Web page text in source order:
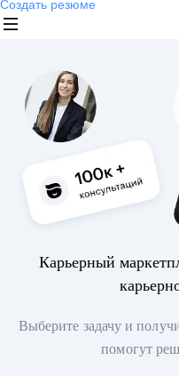
Создать резюме
Карьерный
Выберите задачу и
помогут